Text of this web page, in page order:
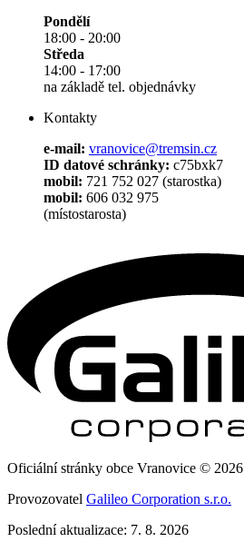
Pondělí
18:00 - 20:00
Středa
14:00 - 17:00
na základě tel. objednávky
Kontakty
e-mail: vranovice@tremsin.cz
ID datové schránky: c75bxk7
mobil: 721 752 027 (starostka)
mobil: 606 032 975
(místostarosta)
Oficiální stránky obce Vranovice © 2026
Provozovatel Galileo Corporation s.r.o.
Poslední aktualizace: 7. 8. 2026